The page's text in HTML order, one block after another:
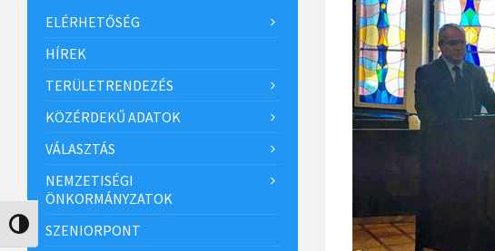
Nagy kontraszt váltása
ELÉRHETŐSÉG
HÍREK
TERÜLETRENDEZÉS
KÖZÉRDEKŰ ADATOK
VÁLASZTÁS
NEMZETISÉGI
ÖNKORMÁNYZATOK
SZENIORPONT